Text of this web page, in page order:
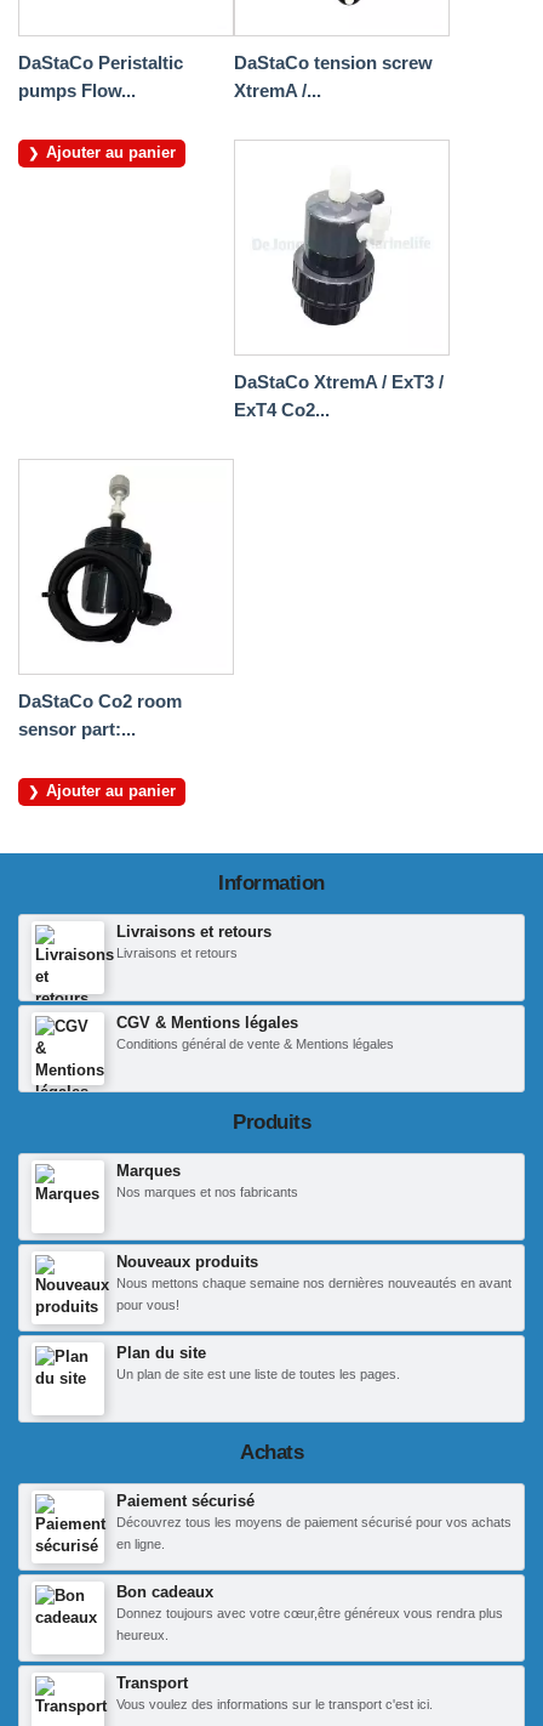
DaStaCo Peristaltic
pumps Flow...
Ajouter au panier
DaStaCo tension screw
XtremA /...
DaStaCo XtremA / ExT3 /
ExT4 Co2...
DaStaCo Co2 room
sensor part:...
Ajouter au panier
Information
Livraisons et retours
Livraisons et retours
CGV & Mentions légales
Conditions général de vente & Mentions légales
Produits
Marques
Nos marques et nos fabricants
Nouveaux produits
Nous mettons chaque semaine nos dernières nouveautés en avant
pour vous!
Plan du site
Un plan de site est une liste de toutes les pages.
Achats
Paiement sécurisé
Découvrez tous les moyens de paiement sécurisé pour vos achats
en ligne.
Bon cadeaux
Donnez toujours avec votre cœur,être généreux vous rendra plus
heureux.
Transport
Vous voulez des informations sur le transport c'est ici.